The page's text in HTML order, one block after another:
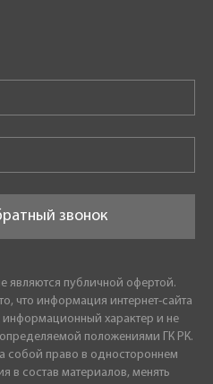
звонок
являются публичной офертой.
что информация интернет-сайта
информационный характер и не
положениями ГК РК.
собой право в одностороннем
в состав материалов, менять